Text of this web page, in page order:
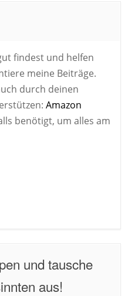
findest und helfen
meine Beiträge.
durch deinen
Amazon
benötigt, um alles am
und tausche
aus!